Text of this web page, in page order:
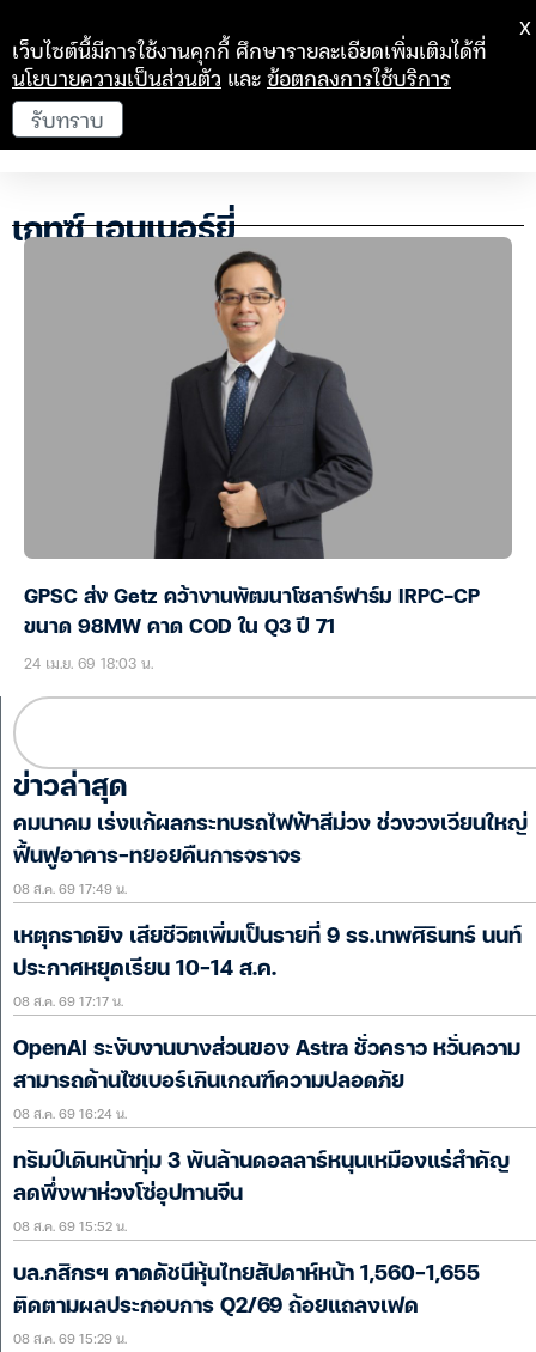
เกทซ์ เอนเนอร์ยี่
GPSC ส่ง Getz คว้างานพัฒนาโซลาร์ฟาร์ม IRPC-CP
ขนาด 98MW คาด COD ใน Q3 ปี 71
24 เม.ย. 69 18:03 น.
ข่าวล่าสุด
คมนาคม เร่งแก้ผลกระทบรถไฟฟ้าสีม่วง ช่วงวงเวียนใหญ่
ฟื้นฟูอาคาร-ทยอยคืนการจราจร
08 ส.ค. 69 17:49 น.
เหตุกราดยิง เสียชีวิตเพิ่มเป็นรายที่ 9 รร.เทพศิรินทร์ นนท์
ประกาศหยุดเรียน 10-14 ส.ค.
08 ส.ค. 69 17:17 น.
OpenAI ระงับงานบางส่วนของ Astra ชั่วคราว หวั่นความ
สามารถด้านไซเบอร์เกินเกณฑ์ความปลอดภัย
08 ส.ค. 69 16:24 น.
ทรัมป์เดินหน้าทุ่ม 3 พันล้านดอลลาร์หนุนเหมืองแร่สำคัญ
ลดพึ่งพาห่วงโซ่อุปทานจีน
08 ส.ค. 69 15:52 น.
บล.กสิกรฯ คาดดัชนีหุ้นไทยสัปดาห์หน้า 1,560-1,655
ติดตามผลประกอบการ Q2/69 ถ้อยแถลงเฟด
08 ส.ค. 69 15:29 น.
เว็บไซต์นี้มีการใช้งานคุกกี้ ศึกษารายละเอียดเพิ่มเติมได้ที่
นโยบายความเป็นส่วนตัว และข้อตกลงการใช้บริการ
รับทราบ
X